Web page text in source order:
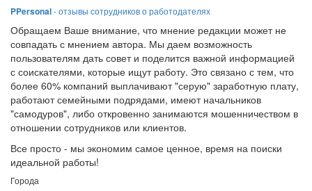
PPersonal- отзывы сотрудников о работодателях
Обращаем Ваше внимание, что мнение редакции может не
совпадать с мнением автора. Мы даем возможность
пользователям дать совет и поделится важной информацией
с соискателями, которые ищут работу. Это связано с тем, что
более 60% компаний выплачивают "серую" заработную плату,
работают семейными подрядами, имеют начальников
"самодуров", либо откровенно занимаются мошенничеством в
отношении сотрудников или клиентов.
Все просто - мы экономим самое ценное, время на поиски
идеальной работы!
Города